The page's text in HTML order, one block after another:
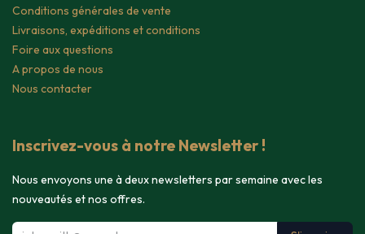
Conditions générales de vente
Livraisons, expéditions et conditions
Foire aux questions
A propos de nous
Nous contacter
Inscrivez-vous à notre Newsletter !
Nous envoyons une à deux newsletters par semaine avec les
nouveautés et nos offres.